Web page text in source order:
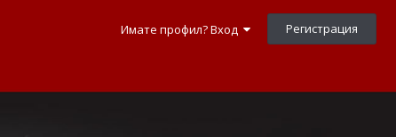
Имате профил? Вход Регистрация